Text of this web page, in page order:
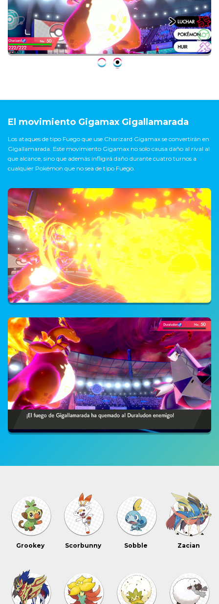
Screenshots:
El movimiento Gigamax Gigallamarada
Los ataques de tipo Fuego que use Charizard Gigamax se convertirán en
Gigallamarada. Este movimiento Gigamax no solo causa daño al rival al
que alcance, sino que además infligirá daño durante cuatro turnos a
cualquier Pokémon que no sea de tipo Fuego.
Grookey Scorbunny Sobble Zacian